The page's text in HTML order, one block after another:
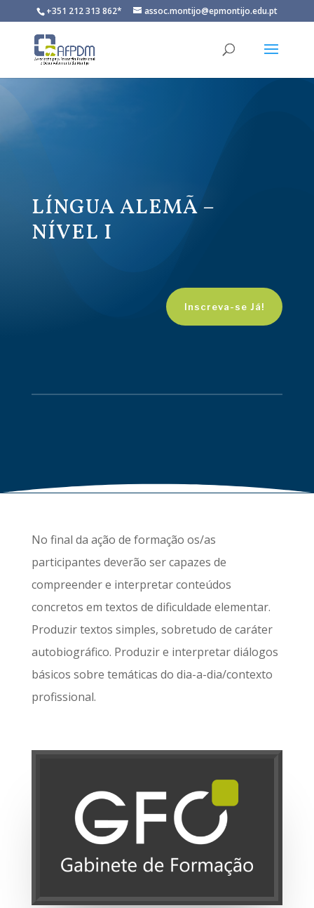
+351 212 313 862* assoc.montijo@epmontijo.edu.pt
LÍNGUA ALEMÃ –
NÍVEL I
Inscreva-se Já!
No final da ação de formação os/as
participantes deverão ser capazes de
compreender e interpretar conteúdos
concretos em textos de dificuldade elementar.
Produzir textos simples, sobretudo de caráter
autobiográfico. Produzir e interpretar diálogos
básicos sobre temáticas do dia-a-dia/contexto
profissional.